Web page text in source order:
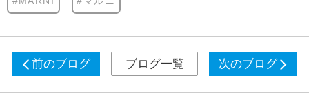
前のブログ ブログ一覧 次のブログ